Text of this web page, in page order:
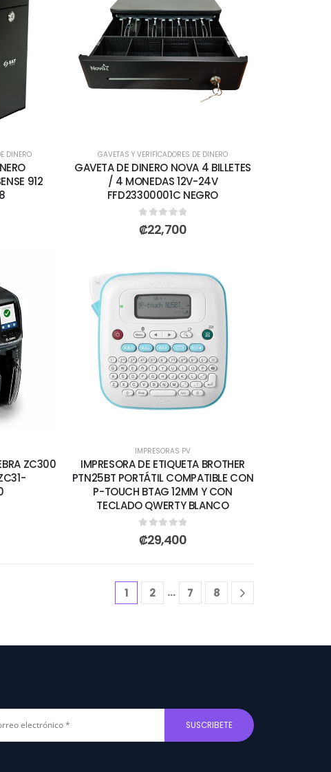
DINERO
912
GAVETAS Y VERIFICADORES DE DINERO
GAVETA DE DINERO NOVA 4 BILLETES
/ 4 MONEDAS 12V-24V
FFD23300001C NEGRO
0out of 5
₡22,700
ZC300
IMPRESORAS PV
IMPRESORA DE ETIQUETA BROTHER
PTN25BT PORTÁTIL COMPATIBLE CON
P-TOUCH BTAG 12MM Y CON
TECLADO QWERTY BLANCO
0out of 5
₡29,400
1 2 … 7 8